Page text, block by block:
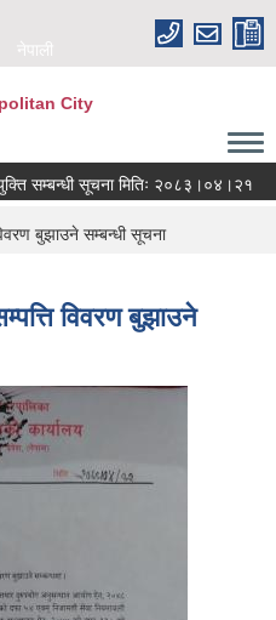
नेपाली
City
सम्बन्धी सूचना मितिः २०८३।०४।२१
बुझाउने सम्बन्धी सूचना
विवरण बुझाउने